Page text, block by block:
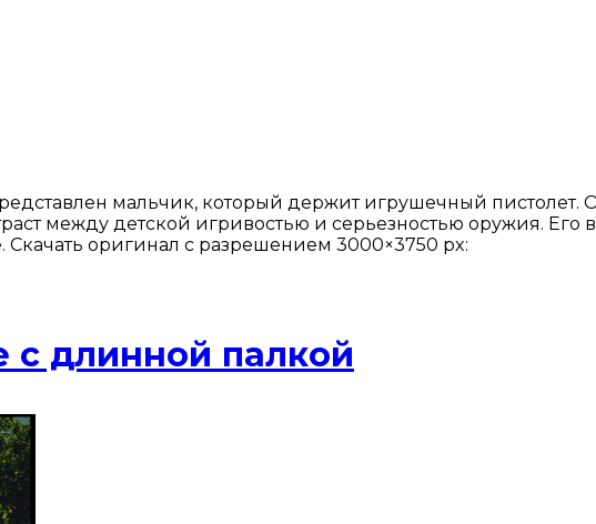
мальчик, который держит игрушечный пистолет.
между детской игривостью и серьезностью оружия.
Скачать оригинал с разрешением 3000×3750 px:
с длинной палкой